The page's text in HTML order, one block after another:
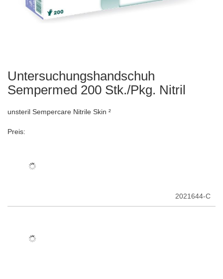
Untersuchungshandschuh
Sempermed 200 Stk./Pkg. Nitril
unsteril Sempercare Nitrile Skin ²
Preis:
2021644-C
Zum
der
springen